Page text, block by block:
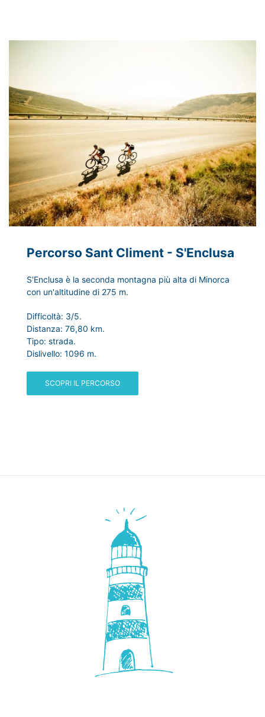
Percorso Sant Climent - S'Enclusa
S'Enclusa è la seconda montagna più alta di Minorca
con un'altitudine di 275 m.
Difficoltà: 3/5.
Distanza: 76,80 km.
Tipo: strada.
Dislivello: 1096 m.
SCOPRI IL PERCORSO